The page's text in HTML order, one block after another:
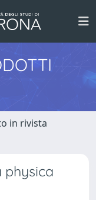
in rivista
physica